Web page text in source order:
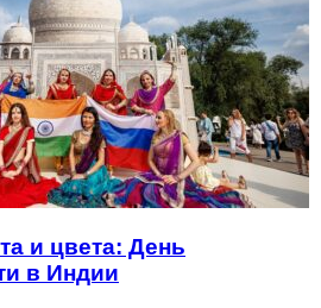
и цвета: День
в Индии